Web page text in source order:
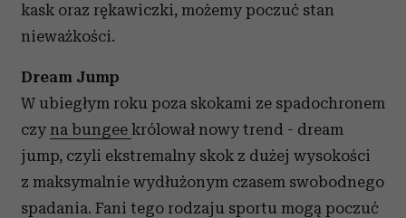
kask oraz rękawiczki, możemy poczuć stan
nieważkości.
Dream Jump
W ubiegłym roku poza skokami ze spadochronem
czy na bungee królował nowy trend - dream
jump, czyli ekstremalny skok z dużej wysokości
z maksymalnie wydłużonym czasem swobodnego
spadania. Fani tego rodzaju sportu mogą poczuć